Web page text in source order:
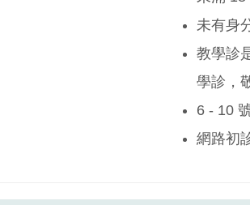
未有身
教學診
學診，
6 - 10
網路初